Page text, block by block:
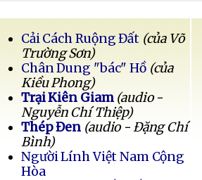
Cải Cách Ruộng Đất (của Võ
Trường Sơn)
Chân Dung "bác" Hồ (của
Kiều Phong)
Trại Kiên Giam (audio -
Nguyễn Chí Thiệp)
Thép Đen (audio - Đặng Chí
Bình)
Người Lính Việt Nam Cộng
Hòa